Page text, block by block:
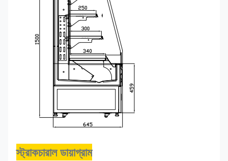
স্ট্রাকচারাল ডায়াগ্রাম